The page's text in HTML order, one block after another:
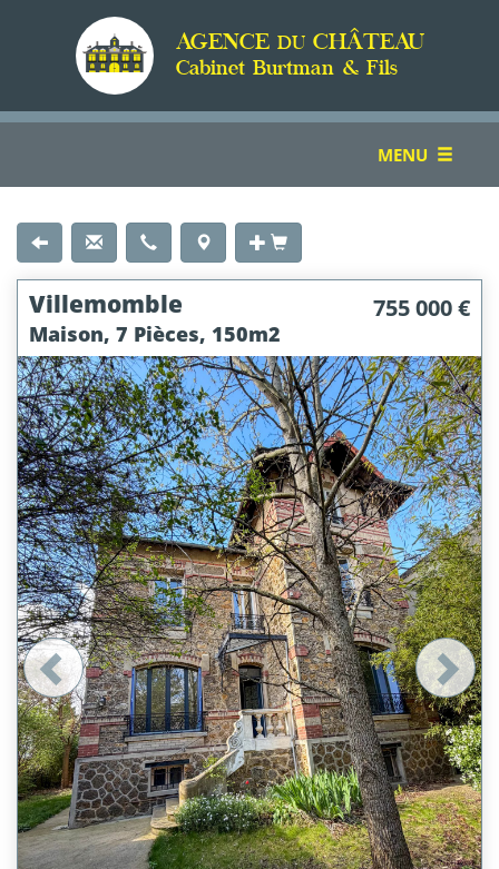
AGENCE DUCHÂTEAU
Cabinet Burtman & Fils
TOGGLE
MENU
Villemomble 755 000 €
Maison, 7 Pièces, 150m2